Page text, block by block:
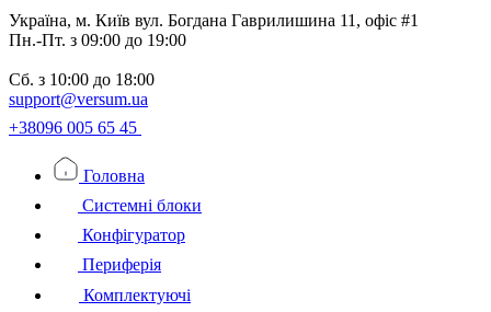
Україна, м. Київ вул. Богдана Гаврилишина 11, офіс #1
Пн.-Пт. з 09:00 до 19:00
Сб. з 10:00 до 18:00
support@versum.ua
+38096 005 65 45
Головна
Системні блоки
Конфігуратор
Периферія
Комплектуючі